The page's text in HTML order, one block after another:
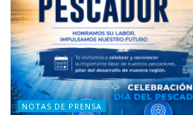
NOTAS DE PRENSA